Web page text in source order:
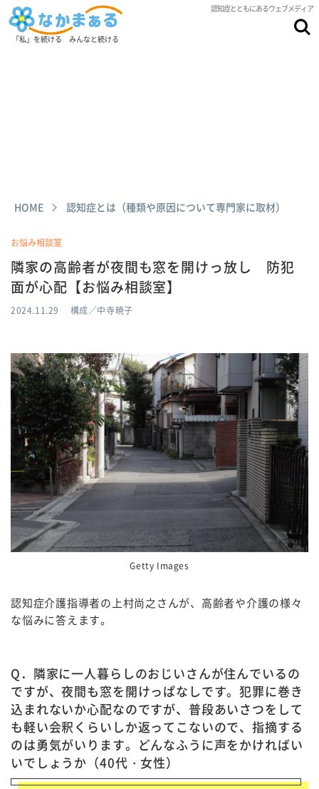
認知症とともにあるウェブメディア
「私」を続ける みんなと続ける
HOME 認知症とは（種類や原因について専門家に取材）
お悩み相談室
隣家の高齢者が夜間も窓を開けっ放し 防犯
面が心配【お悩み相談室】
2024.11.29 構成／中寺暁子
Getty Images
認知症介護指導者の上村尚之さんが、高齢者や介護の様々
な悩みに答えます。
Q．隣家に一人暮らしのおじいさんが住んでいるの
ですが、夜間も窓を開けっぱなしです。犯罪に巻き
込まれないか心配なのですが、普段あいさつをして
も軽い会釈くらいしか返ってこないので、指摘する
のは勇気がいります。どんなふうに声をかければい
いでしょうか（40代・女性）